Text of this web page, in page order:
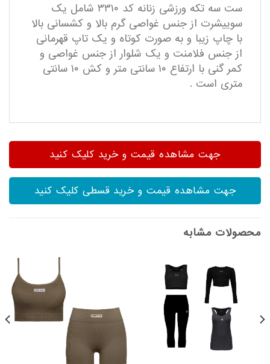
ست سه تکه ورزشی زنانه کد ۳۳۱۰ شامل یک
سوییشرت از جنس غواصی گرم بالا و کشسانی بالا
با چاپ زیبا و به صورت کوتاه و یک تاپ قهرمانی
از جنس فلامنت و یک شلوار از جنس غواصی و
کمر گنی با ارتفاع ۱۰ سانتی متر و کش ۱۰ سانتی
متری است .
جهت مشاهده قیمت و خرید کلیک کنید
جهت مشاهده قیمت و خرید قسطی کلیک کنید
محصولات مشابه